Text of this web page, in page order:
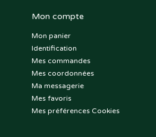
Mon compte
Mon panier
Identification
Mes commandes
Mes coordonnées
Ma messagerie
Mes favoris
Mes préférences Cookies